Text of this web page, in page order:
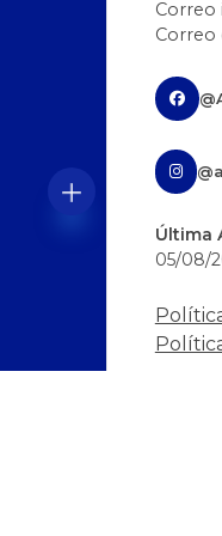
Correo
Correo
Última
05/08/